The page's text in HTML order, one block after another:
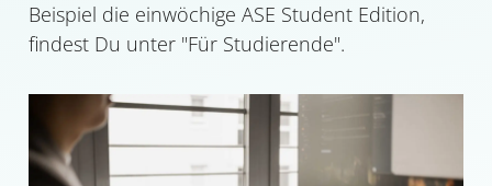
Beispiel die einwöchige ASE Student Edition,
findest Du unter "Für Studierende".